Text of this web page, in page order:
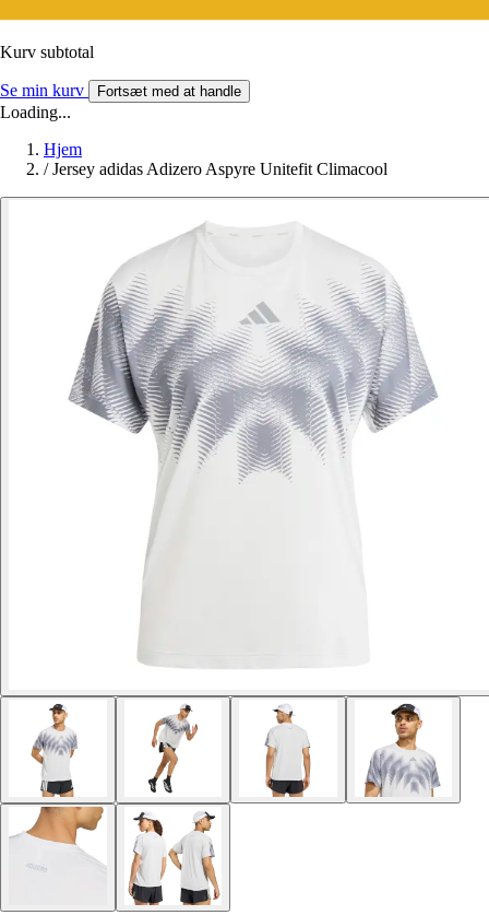
Kurv subtotal
Se min kurv Fortsæt med at handle
Loading...
Hjem
/ Jersey adidas Adizero Aspyre Unitefit Climacool